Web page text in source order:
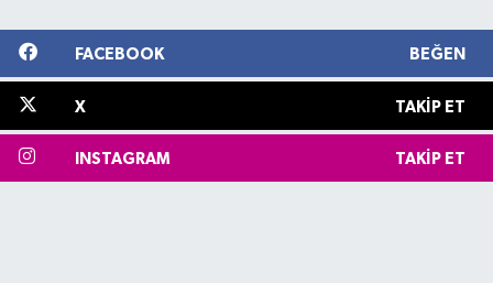
FACEBOOK BEĞEN
X TAKIP ET
INSTAGRAM TAKIP ET